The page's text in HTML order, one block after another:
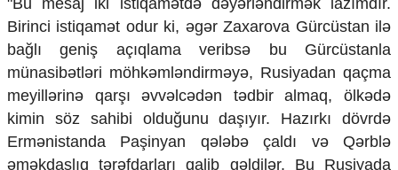
Ekologiya
Zəfər - 5
Gənclər və İdman
Media və QHT
Hadisə
Sağlamlıq
Sosium
Mənəvi dəyərlər
"Bu mesaj iki istiqamətdə dəyərləndirmək lazımdır.
Birinci istiqamət odur ki, əgər Zaxarova Gürcüstan ilə
bağlı geniş açıqlama veribsə bu Gürcüstanla
münasibətləri möhkəmləndirməyə, Rusiyadan qaçma
meyillərinə qarşı əvvəlcədən tədbir almaq, ölkədə
kimin söz sahibi olduğunu daşıyır. Hazırkı dövrdə
Ermənistanda Paşinyan qələbə çaldı və Qərblə
əməkdaşlıq tərəfdarları qalib gəldilər. Bu Rusiyada